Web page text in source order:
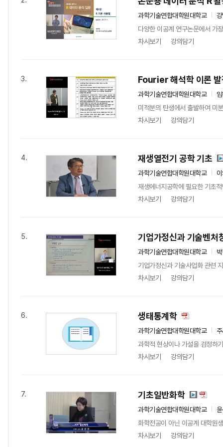
과학기술연합대학원대학교
다양한 이공계 연구논문에서 가
차시보기
강의담기
3. Fourier 해석학 이론 발
과학기술연합대학원대학교
미적분의 탄생에서 출발하여
차시보기
강의담기
4. 재생열전기 공학 기초
과학기술연합대학원대학교
재생에너지공학에 필요한 기초
차시보기
강의담기
5. 기업가정신과 기술벤처
과학기술연합대학원대학교
기업가정신과 기술사업화 관련
차시보기
강의담기
6. 생태통계학
과학기술연합대학원대학교
과학적 현상이나 가설을 검정하
차시보기
강의담기
7. 기초일반화학
과학기술연합대학원대학교
화학전공이 아닌 이공계 대학원
차시보기
강의담기